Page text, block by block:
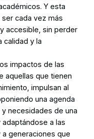
Y esta
cada vez más
accesible, sin perder
calidad y la
impactos de las
aquellas que tienen
impulsan al
una agenda
necesidades de una
a las
generaciones que